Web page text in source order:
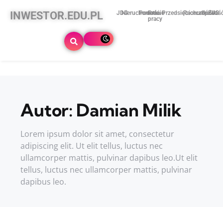
INWESTOR.EDU.PL JDGNieruchomości
Podatki
Prawo
pracy
Przedsiębiorczość
Spółki
ZUS
Autor: Damian Milik
Lorem ipsum dolor sit amet, consectetur
adipiscing elit. Ut elit tellus, luctus nec
ullamcorper mattis, pulvinar dapibus leo.Ut elit
tellus, luctus nec ullamcorper mattis, pulvinar
dapibus leo.